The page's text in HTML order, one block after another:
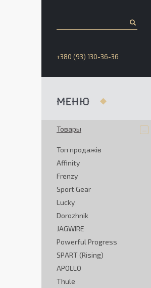
+380 (93) 130-36-36
Товары
Топ продажів
Affinity
Frenzy
Sport Gear
Lucky
Dorozhnik
JAGWIRE
Powerful Progress
SPART (Rising)
APOLLO
Thule